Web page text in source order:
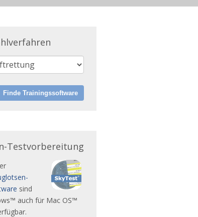
Testvorbereitung
sind
auch für Mac OS™